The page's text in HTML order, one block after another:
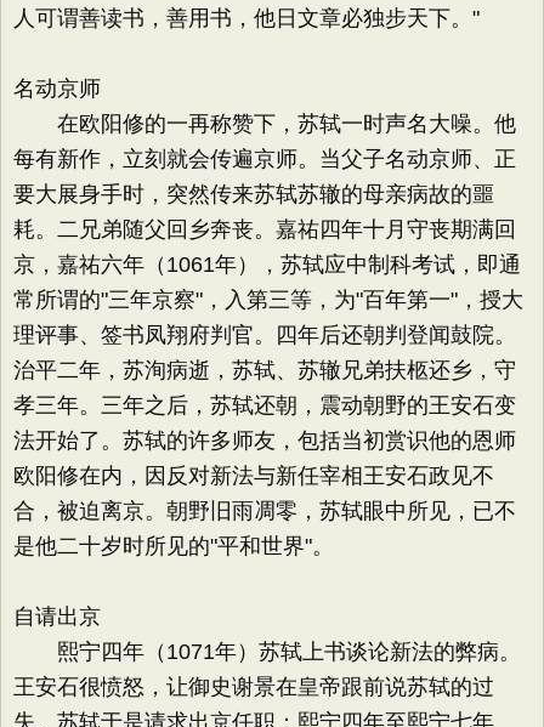
人可谓善读书，善用书，他日文章必独步天下。"
名动京师
在欧阳修的一再称赞下，苏轼一时声名大噪。他
每有新作，立刻就会传遍京师。当父子名动京师、正
要大展身手时，突然传来苏轼苏辙的母亲病故的噩
耗。二兄弟随父回乡奔丧。嘉祐四年十月守丧期满回
京，嘉祐六年（1061年），苏轼应中制科考试，即通
常所谓的"三年京察"，入第三等，为"百年第一"，授大
理评事、签书凤翔府判官。四年后还朝判登闻鼓院。
治平二年，苏洵病逝，苏轼、苏辙兄弟扶柩还乡，守
孝三年。三年之后，苏轼还朝，震动朝野的王安石变
法开始了。苏轼的许多师友，包括当初赏识他的恩师
欧阳修在内，因反对新法与新任宰相王安石政见不
合，被迫离京。朝野旧雨凋零，苏轼眼中所见，已不
是他二十岁时所见的"平和世界"。
自请出京
熙宁四年（1071年）苏轼上书谈论新法的弊病。
王安石很愤怒，让御史谢景在皇帝跟前说苏轼的过
失。苏轼于是请求出京任职：熙宁四年至熙宁七年